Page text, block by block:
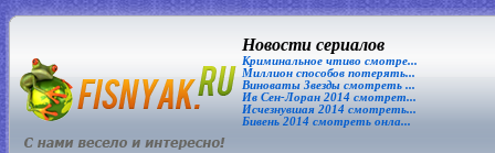
Новости сериалов
Криминальное чтиво смотре...
Миллион способов потерять...
Виноваты Звезды смотреть ...
Ив Сен-Лоран 2014 смотрет...
Исчезнувшая 2014 смотреть...
Бивень 2014 смотреть онла...